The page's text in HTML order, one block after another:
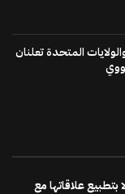
المتحدة تعلنان
علاقاتها مع